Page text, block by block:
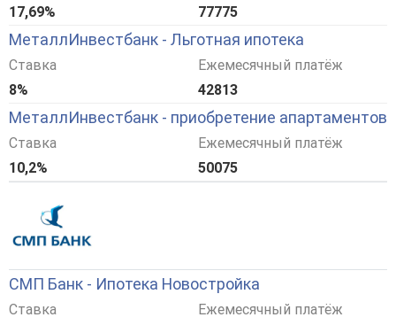
17,69%
77775
МеталлИнвестбанк - Льготная ипотека
Ставка
8%
Ежемесячный платёж
42813
МеталлИнвестбанк - приобретение апартаментов
Ставка
10,2%
Ежемесячный платёж
50075
СМП Банк - Ипотека Новостройка
Ставка
Ежемесячный платёж